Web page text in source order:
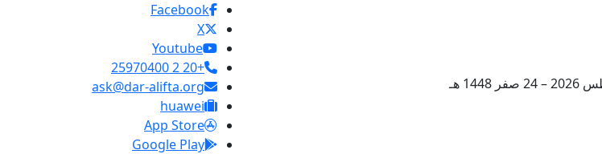
Facebook
X
Youtube
+20 2 25970400
ask@dar-alifta.org
huawei
App Store
Google Play